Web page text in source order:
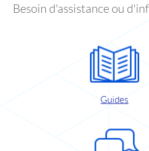
Besoin d'assistance ou
Guides